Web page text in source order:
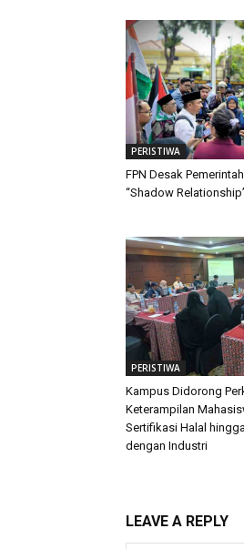
PERISTIWA
FPN Desak
“Shadow
PERISTIWA
Kampus Didorong
Keterampilan
Sertifikasi Halal
dengan Industri
LEAVE A REPLY